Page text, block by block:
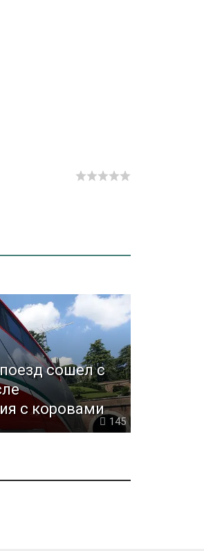
сошел с
с коровами
145